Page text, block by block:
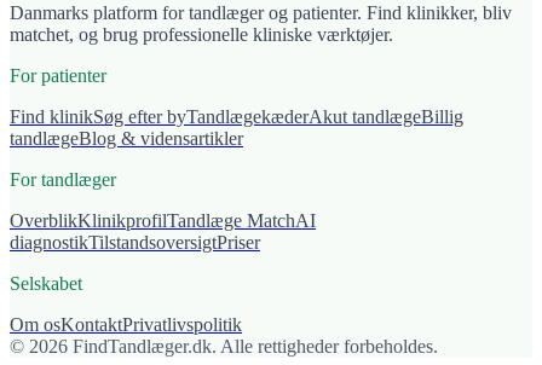
Danmarks platform for tandlæger og patienter. Find klinikker, bliv
matchet, og brug professionelle kliniske værktøjer.
For patienter
Find klinikSøg efter byTandlægekæderAkut tandlægeBillig
tandlægeBlog & vidensartikler
For tandlæger
OverblikKlinikprofilTandlæge MatchAI
diagnostikTilstandsoversigtPriser
Selskabet
Om osKontaktPrivatlivspolitik
© 2026 FindTandlæger.dk. Alle rettigheder forbeholdes.